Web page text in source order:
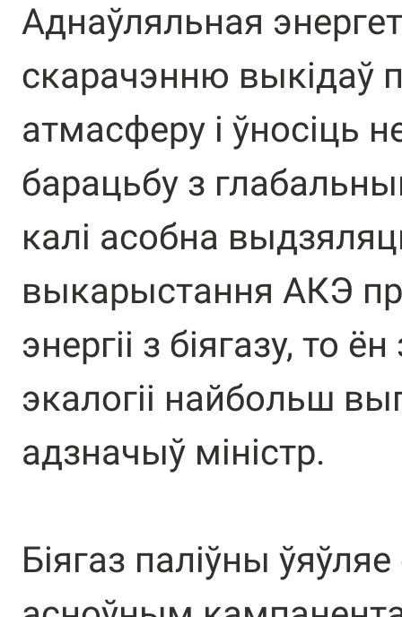
Аднаўляльная
скарачэнню выкідаў
атмасферу і ўносіць
барацьбу з
калі асобна
выкарыстання АКЭ
энергіі з біягазу, то
экалогіі найбольш
адзначыў міністр.
Біягаз паліўны